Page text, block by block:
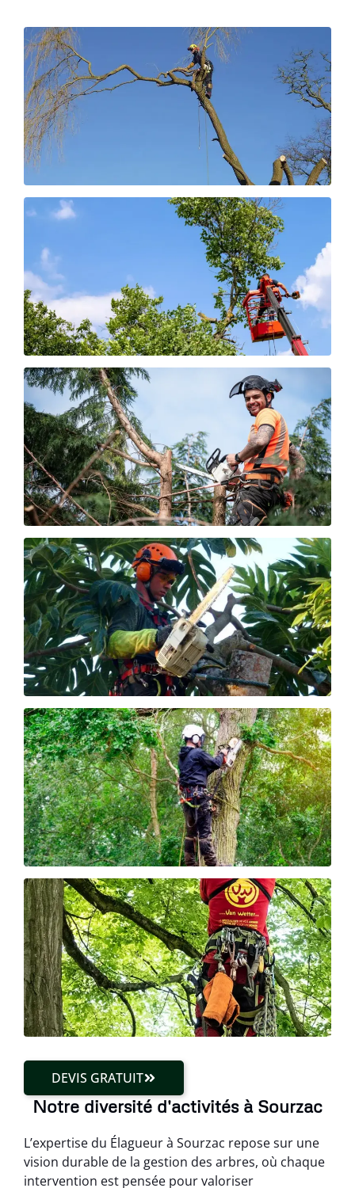
DEVIS GRATUIT
Notre diversité d'activités à Sourzac
L’expertise du Élagueur à Sourzac repose sur une
vision durable de la gestion des arbres, où chaque
intervention est pensée pour valoriser